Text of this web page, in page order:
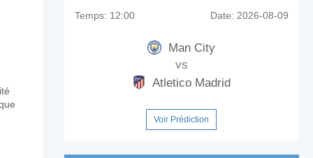
Temps: 12:00 Date: 2026-08-09
Man City
vs
Atletico Madrid
Voir Prédiction